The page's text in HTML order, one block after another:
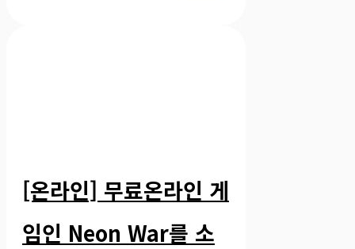
[온라인] 무료온라인 게
임인 Neon War를 소